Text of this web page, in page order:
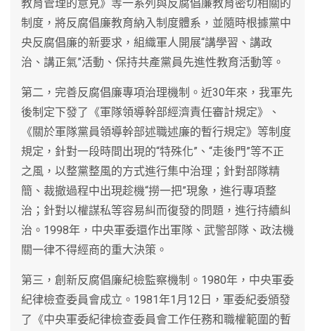
教育管理的意見》等一系列與反腐倡廉教育密切相關的
制度，將反腐倡廉教育納入制度體系，並隨時根據黨中
央反腐倡廉的新要求，組織軍人開展“講學習、講政
治、講正氣”活動、保持共產黨員先進性教育活動等。
第二，完善反腐倡廉專項治理機制。近30年來，我軍先
後制定下發了《軍隊領導幹部經濟責任審計規定》、
《關於軍隊黨員領導幹部述職述廉的暫行規定》等制度
規定，針對一段時間出現的“特殊化”、“走後門”等不正
之風，以整黨整風的方式進行集中治理；針對部隊精
簡、裁撤過程中出現趁機“撈一把”現象，進行專項整
治；針對以權謀私等容易糾而復發的問題，進行持續糾
治。1998年，中央軍委還作出軍隊、武警部隊、政法機
關一律不得經商的重大決策。
第三，創新反腐倡廉紀檢監察機制。1980年，中央軍委
紀律檢查委員會成立。1981年1月12日，軍委紀委頒發
了《中央軍委紀律檢查委員會工作任務和職權範圍的暫